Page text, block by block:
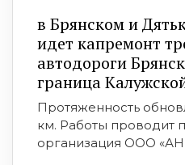
в Брянском и
идет капремонт
автодороги
граница
Протяженность
км. Работы проводит
организация ООО